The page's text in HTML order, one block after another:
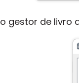
gestor de livro